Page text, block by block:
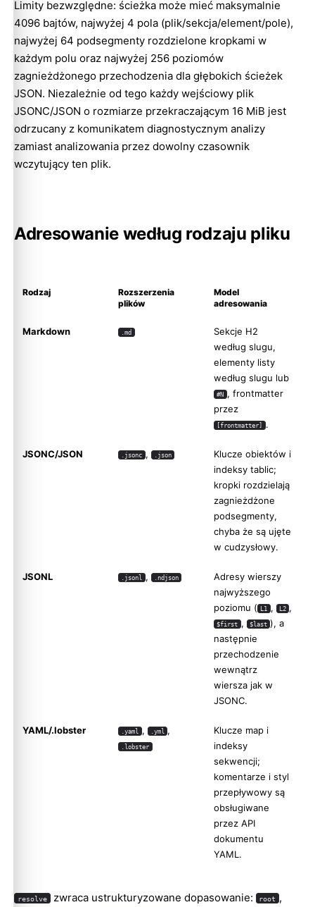
Limity bezwzględne: ścieżka może mieć maksymalnie
4096 bajtów, najwyżej 4 pola (plik/sekcja/element/pole),
najwyżej 64 podsegmenty rozdzielone kropkami w
każdym polu oraz najwyżej 256 poziomów
zagnieżdżonego przechodzenia dla głębokich ścieżek
JSON. Niezależnie od tego każdy wejściowy plik
JSONC/JSON o rozmiarze przekraczającym 16 MiB jest
odrzucany z komunikatem diagnostycznym analizy
zamiast analizowania przez dowolny czasownik
wczytujący ten plik.
Adresowanie według rodzaju pliku
Rodzaj
Rozszerzenia
plików
Model
adresowania
Markdown .md
Sekcje H2
według slugu,
elementy listy
według slugu lub
#N , frontmatter
przez
[frontmatter] .
JSONC/JSON .jsonc , .json
Klucze obiektów i
indeksy tablic;
kropki rozdzielają
zagnieżdżone
podsegmenty,
chyba że są ujęte
w cudzysłowy.
JSONL .jsonl , .ndjson
Adresy wierszy
najwyższego
poziomu (
L1 , L2 ,
$first , $last ), a
następnie
przechodzenie
wewnątrz
wiersza jak w
JSONC.
YAML/.lobster .yaml , .yml ,
.lobster
Klucze map i
indeksy
sekwencji;
komentarze i styl
przepływowy są
obsługiwane
przez API
dokumentu
YAML.
resolve zwraca ustrukturyzowane dopasowanie: root ,